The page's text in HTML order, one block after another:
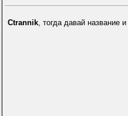
Ctrannik, тогда давай название